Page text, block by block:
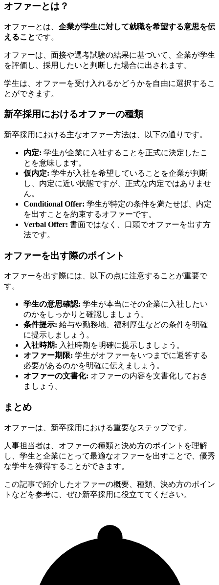
オファーとは？
オファーとは、 企業が学生に対して就職を希望する意思を伝
えることです。
オファーは、面接や選考試験の結果に基づいて、企業が学生
を評価し、採用したいと判断した場合に出されます。
学生は、オファーを受け入れるかどうかを自由に選択するこ
とができます。
新卒採用におけるオファーの種類
新卒採用における主なオファー方法は、以下の通りです。
内定: 学生が企業に入社することを正式に決定したこ
とを意味します。
仮内定: 学生が入社を希望していることを企業が判断
し、内定に近い状態ですが、正式な内定ではありませ
ん。
Conditional Offer: 学生が特定の条件を満たせば、内定
を出すことを約束するオファーです。
Verbal Offer: 書面ではなく、口頭でオファーを出す方
法です。
オファーを出す際のポイント
オファーを出す際には、以下の点に注意することが重要で
す。
学生の意思確認: 学生が本当にその企業に入社したい
のかをしっかりと確認しましょう。
条件提示: 給与や勤務地、福利厚生などの条件を明確
に提示しましょう。
入社時期: 入社時期を明確に提示しましょう。
オファー期限: 学生がオファーをいつまでに返答する
必要があるのかを明確に伝えましょう。
オファーの文書化: オファーの内容を文書化しておき
ましょう。
まとめ
オファーは、新卒採用における重要なステップです。
人事担当者は、オファーの種類と決め方のポイントを理解
し、学生と企業にとって最適なオファーを出すことで、優秀
な学生を獲得することができます。
この記事で紹介したオファーの概要、種類、決め方のポイン
トなどを参考に、ぜひ新卒採用に役立ててください。